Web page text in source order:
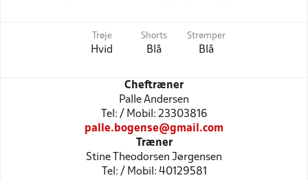
Trøje
Hvid
Shorts
Blå
Strømper
Blå
Cheftræner
Palle Andersen
Tel: / Mobil: 23303816
palle.bogense@gmail.com
Træner
Stine Theodorsen Jørgensen
Tel: / Mobil: 40129581